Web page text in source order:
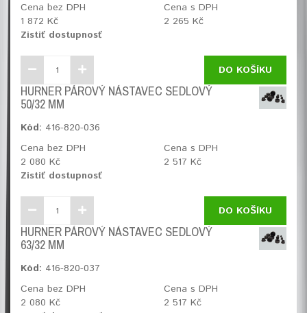
Cena bez DPH
1 872 Kč
Cena s DPH
2 265 Kč
Zistiť dostupnosť
DO KOŠÍKU
HURNER PÁROVÝ NÁSTAVEC SEDLOVÝ
50/32 MM
Kód: 416-820-036
Cena bez DPH
2 080 Kč
Cena s DPH
2 517 Kč
Zistiť dostupnosť
DO KOŠÍKU
HURNER PÁROVÝ NÁSTAVEC SEDLOVÝ
63/32 MM
Kód: 416-820-037
Cena bez DPH
2 080 Kč
Cena s DPH
2 517 Kč